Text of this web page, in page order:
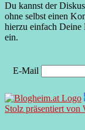
Du kannst der
ohne selbst einen
hierzu einfach Deine
ein.
E-Mail
Stolz präsentiert von